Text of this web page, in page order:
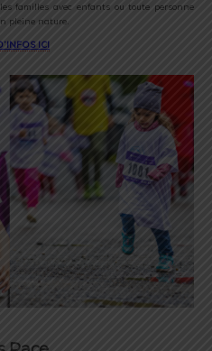
familles avec enfants ou toute personne
pleine nature.
ICI